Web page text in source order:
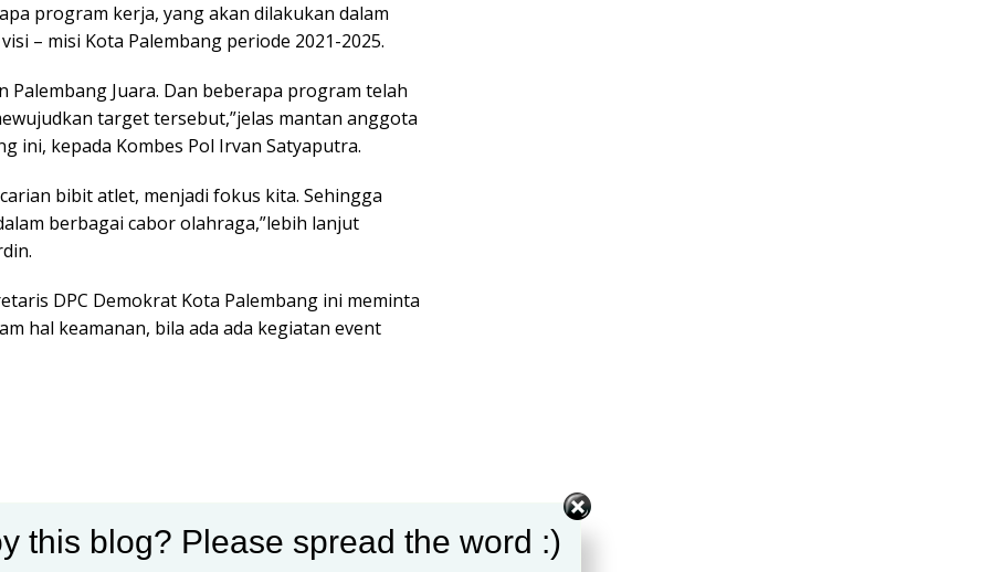
program kerja, yang akan dilakukan dalam
– misi Kota Palembang periode 2021-2025.
Palembang Juara. Dan beberapa program telah
target tersebut,”jelas mantan anggota
ini, kepada Kombes Pol Irvan Satyaputra.
bibit atlet, menjadi fokus kita. Sehingga
berbagai cabor olahraga,”lebih lanjut
DPC Demokrat Kota Palembang ini meminta
hal keamanan, bila ada ada kegiatan event
this blog? Please spread the word :)